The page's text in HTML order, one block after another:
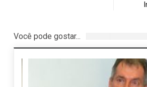
Você pode gostar...